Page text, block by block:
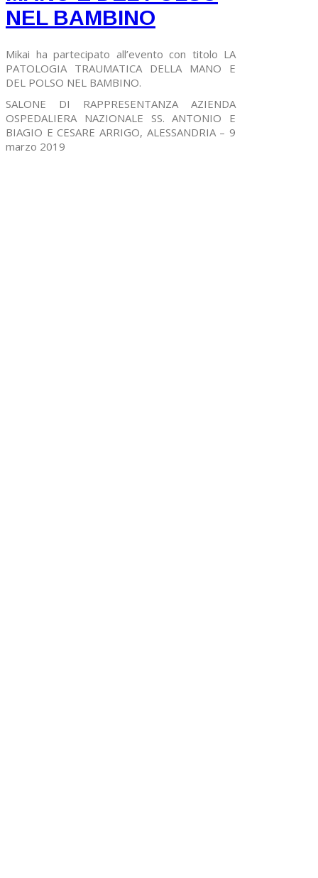
NEL BAMBINO
Mikai ha partecipato all’evento con titolo LA
PATOLOGIA TRAUMATICA DELLA MANO E
DEL POLSO NEL BAMBINO.
SALONE DI RAPPRESENTANZA AZIENDA
OSPEDALIERA NAZIONALE SS. ANTONIO E
BIAGIO E CESARE ARRIGO, ALESSANDRIA – 9
marzo 2019